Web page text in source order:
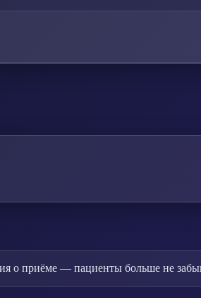
о приёме — пациенты больше не